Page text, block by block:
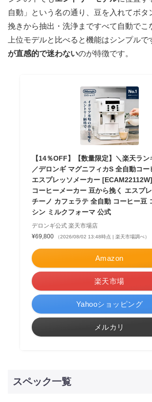
自動」という名の通り、豆を入れてボタ
挽きから抽出・洗浄まですべて自動でこ
上位モデルと比べると機能はシンプルで
が直感的で迷わないのが特徴です。
【14％OFF】【数量限定】＼楽天ラ
／デロンギ マグニフィカS 全自動コー
エスプレッソメーカー
コーヒーメーカー 豆から挽く エスプ
チーノ カフェラテ 全自動 コーヒー豆
シン ミルクフォーマ 公式
デロンギ公式 楽天市場店
¥69,800
（2026/08/02 13:48時点 | 楽天市場調べ）
Amazon
楽天市場
Yahooショッピング
メルカリ
スペック一覧